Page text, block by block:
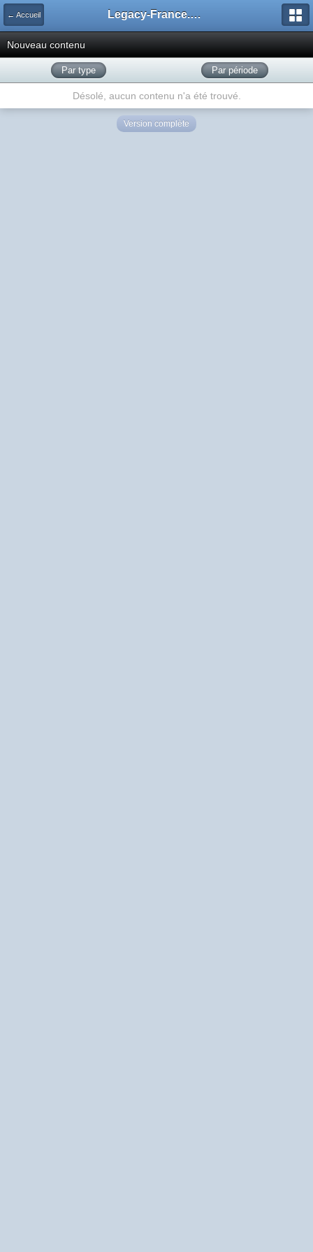
← Accueil Legacy-France.org - Forum
Nouveau contenu
Par type Par période
Désolé, aucun contenu n'a été trouvé.
Version complète